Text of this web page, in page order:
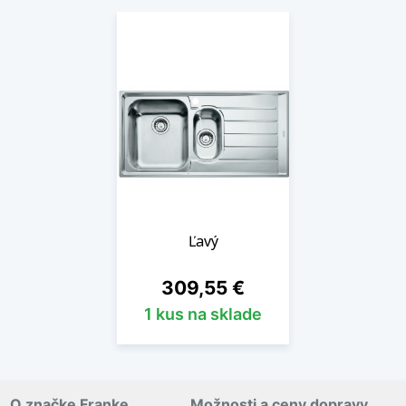
Ľavý
Cena
309,55 €
1 kus na sklade